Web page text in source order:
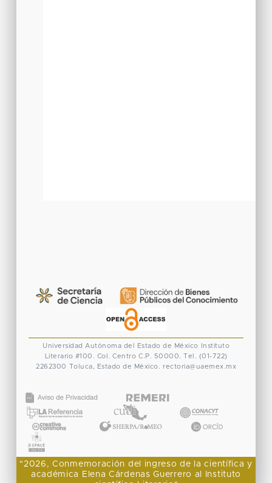
Universidad Autónoma del Estado de México
Instituto
Literario #100. Col. Centro C.P. 50000. Tel. (01-722)
2262300 Toluca, Estado de México. rectoria@uaemex.mx
"2026, Conmemoración del ingreso de la científica y
académica Elena Cárdenas Guerrero al Instituto